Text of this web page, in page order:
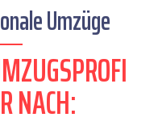
Umzüge
NACH: